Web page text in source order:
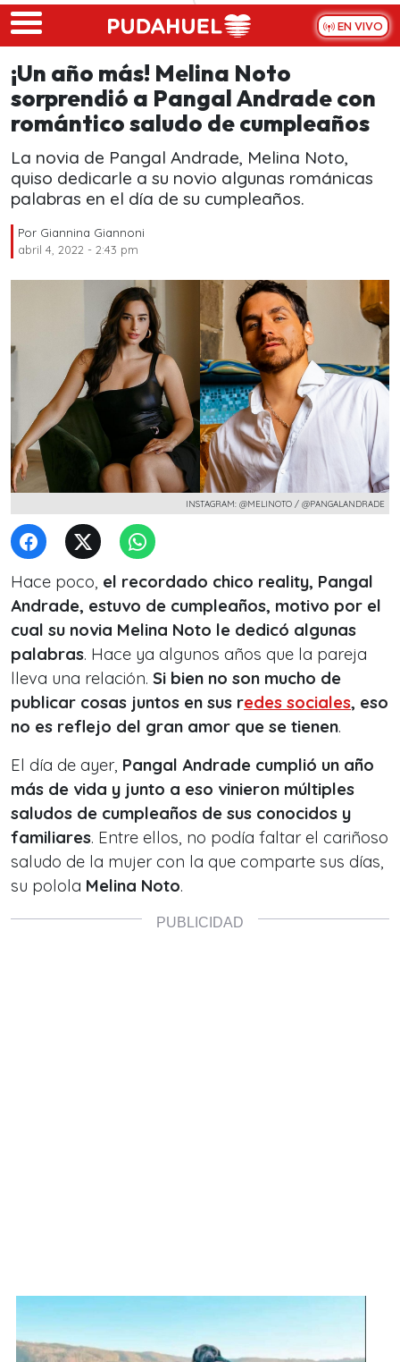
Skip to main content
EN VIVO
¡Un año más! Melina Noto
sorprendió a Pangal Andrade con
romántico saludo de cumpleaños
La novia de Pangal Andrade, Melina Noto,
quiso dedicarle a su novio algunas románicas
palabras en el día de su cumpleaños.
Por Giannina Giannoni
abril 4, 2022 - 2:43 pm
INSTAGRAM: @MELINOTO / @PANGALANDRADE
Hace poco, el recordado chico reality, Pangal
Andrade, estuvo de cumpleaños, motivo por el
cual su novia Melina Noto le dedicó algunas
palabras. Hace ya algunos años que la pareja
lleva una relación. Si bien no son mucho de
publicar cosas juntos en sus redes sociales, eso
no es reflejo del gran amor que se tienen.
El día de ayer, Pangal Andrade cumplió un año
más de vida y junto a eso vinieron múltiples
saludos de cumpleaños de sus conocidos y
familiares. Entre ellos, no podía faltar el cariñoso
saludo de la mujer con la que comparte sus días,
su polola Melina Noto.